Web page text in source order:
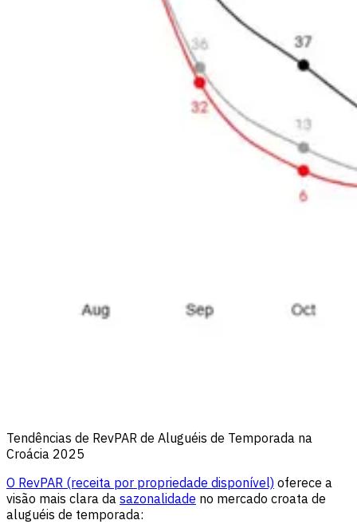
Tendências de RevPAR de Aluguéis de Temporada na
Croácia 2025
O RevPAR (receita por propriedade disponível) oferece a
visão mais clara da sazonalidade no mercado croata de
aluguéis de temporada: